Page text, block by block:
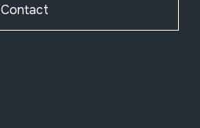
Contact